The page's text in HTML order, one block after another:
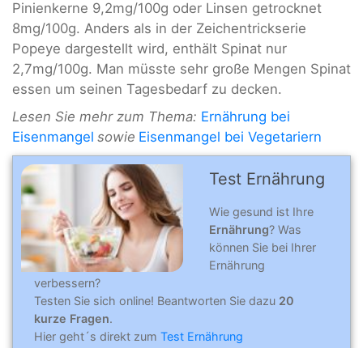
Pinienkerne 9,2mg/100g oder Linsen getrocknet
8mg/100g. Anders als in der Zeichentrickserie
Popeye dargestellt wird, enthält Spinat nur
2,7mg/100g. Man müsste sehr große Mengen Spinat
essen um seinen Tagesbedarf zu decken.
Lesen Sie mehr zum Thema: Ernährung bei
Eisenmangel sowie Eisenmangel bei Vegetariern
Test Ernährung
Wie gesund ist Ihre
Ernährung? Was
können Sie bei Ihrer
Ernährung
verbessern?
Testen Sie sich online! Beantworten Sie dazu 20
kurze Fragen.
Hier geht´s direkt zum Test Ernährung